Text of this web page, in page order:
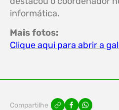
informática.
Mais fotos:
Clique aqui para abrir a
Compartilhe